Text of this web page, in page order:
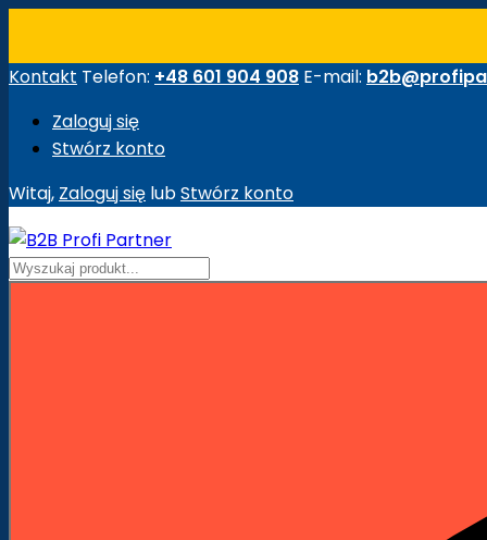
Kontakt Telefon: +48 601 904 908 E-mail:
Zaloguj się
Stwórz konto
Witaj, Zaloguj się lubStwórz konto